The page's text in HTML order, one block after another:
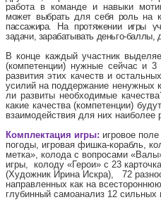
работа в команде и навыки
может выбрать для себя роль на
пассажира. На протяжении игры
задачи, зарабатывать деньго-баллы,
В конце каждый участник
(компетенции) нужные сейчас и
развития этих качеств и
усилий на поддержание ненужных
ли развиты необходимые
какие качества (компетенции)
взаимодействия для них наиболее
Комплектация игры: игровое
погоды, игровая фишка-корабль,
метка», колода с вопросами
игры, колоду «Герои» с 23
(Художник Ирина Искра), 72
направленных как на
глубинный самоанализ 12